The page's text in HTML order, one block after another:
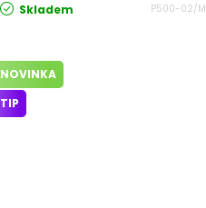
Skladem P500-02/M
NOVINKA
TIP